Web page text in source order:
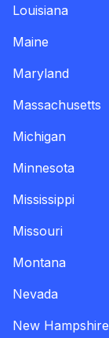
Louisiana
Maine
Maryland
Massachusetts
Michigan
Minnesota
Mississippi
Missouri
Montana
Nevada
New Hampshire